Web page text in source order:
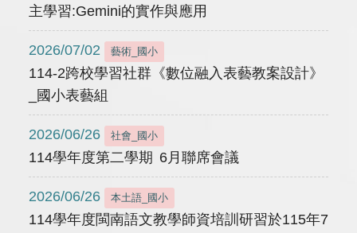
主學習:Gemini的實作與應用
2026/07/02 藝術_國小
114-2跨校學習社群《數位融入表藝教案設計》
_國小表藝組
2026/06/26 社會_國小
114學年度第二學期 6月聯席會議
2026/06/26 本土語_國小
114學年度閩南語文教學師資培訓研習於115年7